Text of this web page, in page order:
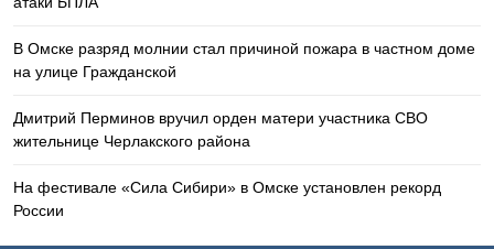
В Омске разряд молнии стал причиной пожара в частном доме
на улице Гражданской
Дмитрий Перминов вручил орден матери участника СВО
жительнице Черлакского района
На фестивале «Сила Сибири» в Омске установлен рекорд
России